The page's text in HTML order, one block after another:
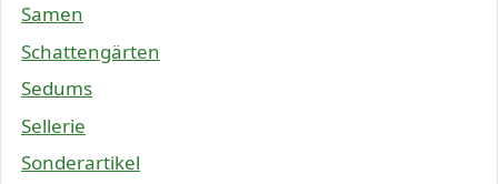
Samen
Schattengärten
Sedums
Sellerie
Sonderartikel